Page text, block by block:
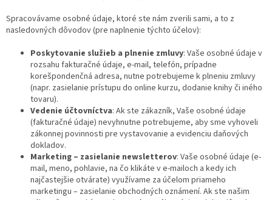
Spracovávame osobné údaje, ktoré ste nám zverili sami, a to z
nasledovných dôvodov (pre naplnenie týchto účelov):
Poskytovanie služieb a plnenie zmluvy: Vaše osobné údaje v
rozsahu fakturačné údaje, e-mail, telefón, prípadne
korešpondenčná adresa, nutne potrebujeme k plneniu zmluvy
(napr. zasielanie prístupu do online kurzu, dodanie knihy či iného
tovaru).
Vedenie účtovníctva: Ak ste zákazník, Vaše osobné údaje
(fakturačné údaje) nevyhnutne potrebujeme, aby sme vyhoveli
zákonnej povinnosti pre vystavovanie a evidenciu daňových
dokladov.
Marketing – zasielanie newsletterov: Vaše osobné údaje (e-
mail, meno, pohlavie, na čo klikáte v e-mailoch a kedy ich
najčastejšie otvárate) využívame za účelom priameho
marketingu – zasielanie obchodných oznámení. Ak ste našim